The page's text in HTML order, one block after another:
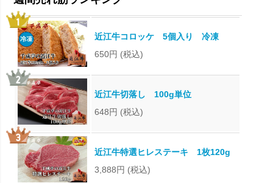
近江牛コロッケ 5個入り 冷凍
650円 (税込)
近江牛切落し 100g単位
648円 (税込)
近江牛特選ヒレステーキ 1枚120g
3,888円 (税込)